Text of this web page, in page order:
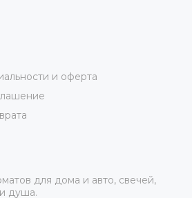
и оферта
для дома и авто, свечей,
душа.